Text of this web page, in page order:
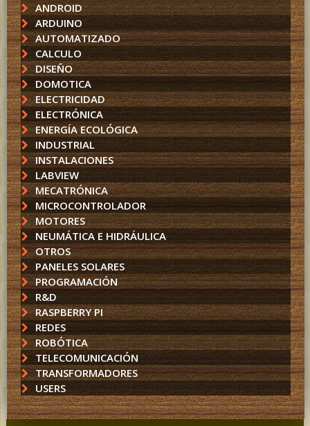
ANDROID
ARDUINO
AUTOMATIZADO
CALCULO
DISEÑO
DOMOTICA
ELECTRICIDAD
ELECTRÓNICA
ENERGÍA ECOLÓGICA
INDUSTRIAL
INSTALACIONES
LABVIEW
MECATRÓNICA
MICROCONTROLADOR
MOTORES
NEUMÁTICA E HIDRÁULICA
OTROS
PANELES SOLARES
PROGRAMACIÓN
R&D
RASPBERRY PI
REDES
ROBÓTICA
TELECOMUNICACIÓN
TRANSFORMADORES
USERS